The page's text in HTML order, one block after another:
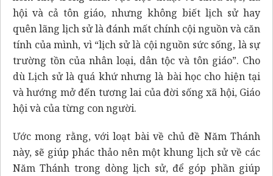
hội và cả tôn giáo, nhưng không biết lịch sử hay
quên lãng lịch sử là đánh mất chính cội nguồn và căn
tính của mình, vì “lịch sử là cội nguồn sức sống, là sự
trường tồn của nhân loại, dân tộc và tôn giáo”. Cho
dù Lịch sử là quá khứ nhưng là bài học cho hiện tại
và hướng mở đến tương lai của đời sống xã hội, Giáo
hội và của từng con người.
Ước mong rằng, với loạt bài về chủ đề Năm Thánh
này, sẽ giúp phác thảo nên một khung lịch sử về các
Năm Thánh trong dòng lịch sử, để góp phần giúp